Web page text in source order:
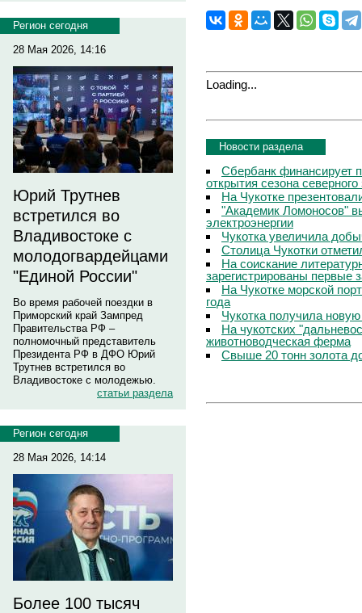
Регион сегодня
28 Мая 2026, 14:16
Юрий Трутнев
встретился во
Владивостоке с
молодогвардейцами
"Единой России"
Во время рабочей поездки в
Приморский край Зампред
Правительства РФ –
полномочный представитель
Президента РФ в ДФО Юрий
Трутнев встретился во
Владивостоке с молодежью.
статьи раздела
Регион сегодня
28 Мая 2026, 14:14
Более 100 тысяч
Loading...
Новости раздела
Сбербанк финансирует
открытия сезона северного
На Чукотке
"Академик Ломоносов"
электроэнергии
Чукотка увеличила
Столица Чукотки
На соискание
зарегистрированы первые
На Чукотке морской
года
Чукотка получила
На чукотских
животноводческая ферма
Свыше 20 тонн золота